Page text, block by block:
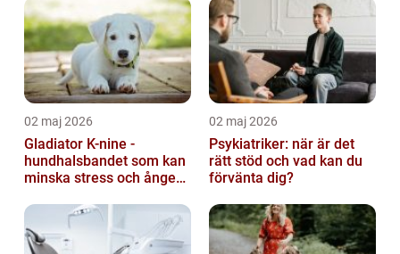
02 maj 2026
Gladiator K-nine -
hundhalsbandet som kan
minska stress och ångest
02 maj 2026
Psykiatriker: när är det
rätt stöd och vad kan du
förvänta dig?